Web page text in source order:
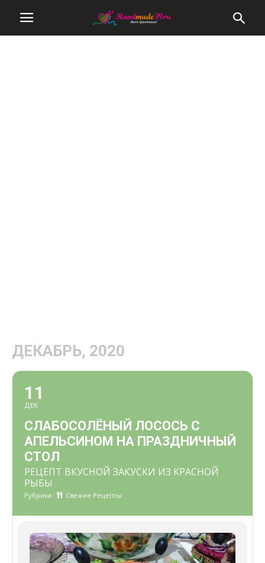
ДЕКАБРЬ, 2020
11
ДЕК
СЛАБОСОЛЁНЫЙ ЛОСОСЬ С
АПЕЛЬСИНОМ НА ПРАЗДНИЧНЫЙ
СТОЛ
РЕЦЕПТ ВКУСНОЙ ЗАКУСКИ ИЗ КРАСНОЙ
РЫБЫ
Рубрика: Свежие Рецепты